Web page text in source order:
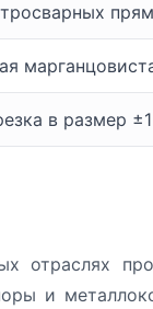
в размер
и